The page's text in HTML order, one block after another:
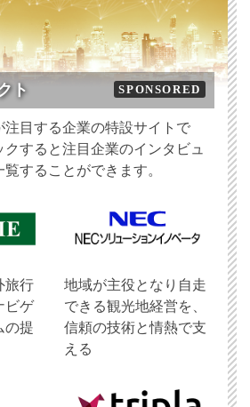
ト SPONSORED
注目する企業の特設サイトで
すると注目企業のインタビュ
することができます。
旅行
ビゲ
の提
地域が主役となり自走
できる観光地経営を、
信頼の技術と情熱で支
える